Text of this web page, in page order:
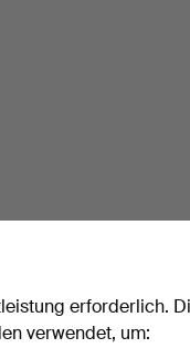
erforderlich.
verwendet, um: